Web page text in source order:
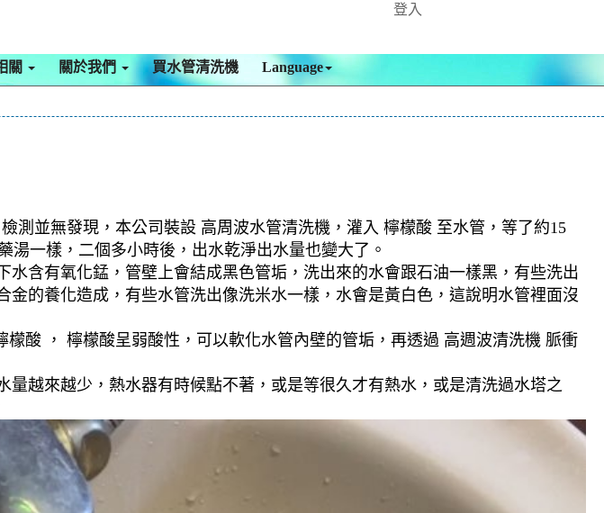
登入
關 關於我們 買水管清洗機 Language
測並無發現，本公司裝設 高周波水管清洗機，灌入 檸檬酸 至水管，等了約15
一樣，二個多小時後，出水乾淨出水量也變大了。
含有氧化錳，管壁上會結成黑色管垢，洗出來的水會跟石油一樣黑，有些洗出
的養化造成，有些水管洗出像洗米水一樣，水會是黃白色，這說明水管裡面沒
酸 ， 檸檬酸呈弱酸性，可以軟化水管內壁的管垢，再透過 高週波清洗機 脈衝
越來越少，熱水器有時候點不著，或是等很久才有熱水，或是清洗過水塔之